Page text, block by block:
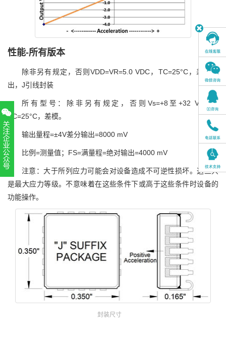
性能-所有版本
除非另有规定，否则VDD=VR=5.0 VDC，TC=25°C，差分输
出，J引线封装
所有型号：除非另有规定，否则Vs=+8至+32 VDC，
TC=25°C，差模。
输出量程=±4V差分输出=8000 mV
比例=测量值；FS=满量程=绝对输出=4000 mV
注意：大于所列应力可能会对设备造成不可逆性损坏。这些只
是最大应力等级。不意味着在这些条件下或高于这些条件时设备的
功能操作。
封装尺寸
扫一扫，关注官方账号
010-52867771